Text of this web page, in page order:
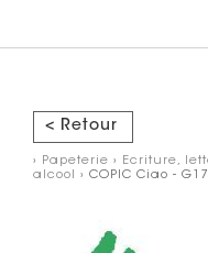
< Retour
› Papeterie › Ecriture,
alcool › COPIC Ciao -